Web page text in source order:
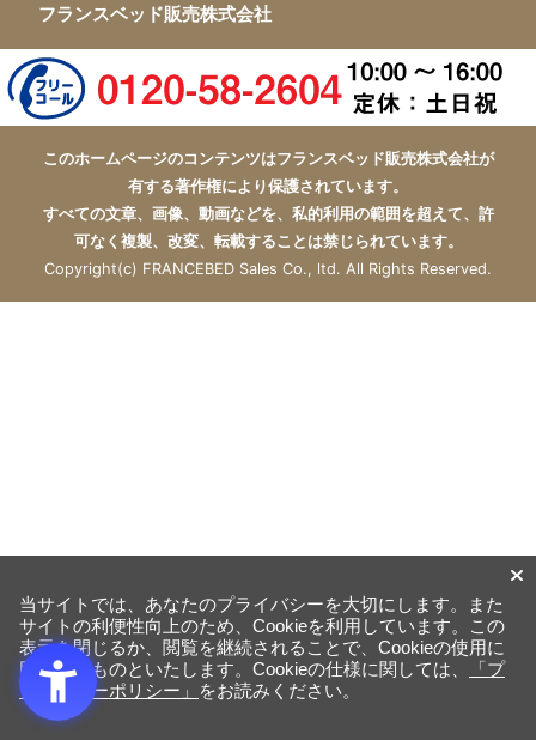
フランスベッド販売株式会社
このホームページのコンテンツはフランスベッド販売株式会社が
有する著作権により保護されています。
すべての文章、画像、動画などを、私的利用の範囲を超えて、許
可なく複製、改変、転載することは禁じられています。
Copyright(c) FRANCEBED Sales Co., ltd. All Rights Reserved.
当サイトでは、あなたのプライバシーを大切にします。また
サイトの利便性向上のため、Cookieを利用しています。この
表示を閉じるか、閲覧を継続されることで、Cookieの使用に
同意するものといたします。Cookieの仕様に関しては、
「プ
ライバシーポリシー」
をお読みください。